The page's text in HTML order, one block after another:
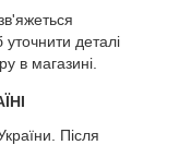
деталі
в магазині.
Після